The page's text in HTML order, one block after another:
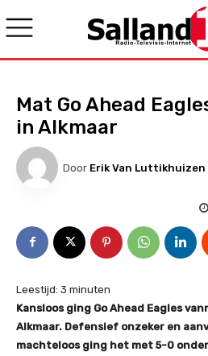
Mat Go Ahead
in Alkmaar
Door Erik Van Luttikhuizen
Leestijd: 3 minuten
Kansloos ging Go Ahead Eagles
Alkmaar. Defensief onzeker en
machteloos ging het met 5-0